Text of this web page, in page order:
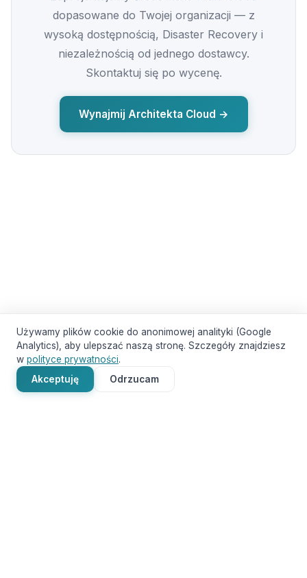
dopasowane do Twojej organizacji — z
wysoką dostępnością, Disaster Recovery i
niezależnością od jednego dostawcy.
Skontaktuj się po wycenę.
Wynajmij Architekta Cloud →
Używamy plików cookie do anonimowej analityki (Google
Analytics), aby ulepszać naszą stronę. Szczegóły znajdziesz
w polityce prywatności.
Akceptuję
Odrzucam